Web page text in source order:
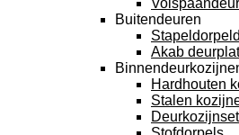
Buitendeuren
Akab
Hardhouten
Stalen